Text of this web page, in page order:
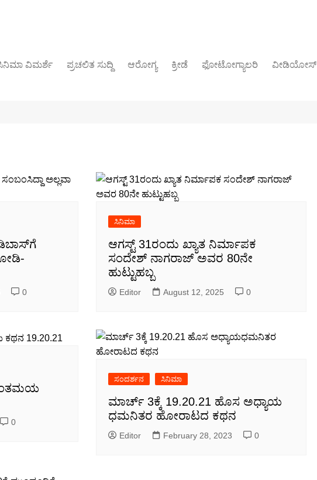
ವಿಮರ್ಶೆ ಪ್ರಚಲಿತ ಸುದ್ದಿ ಆರೋಗ್ಯ ಕ್ರೀಡೆ ಫೋಟೋಗ್ಯಾಲರಿ ವೀಡಿಯೋಸ್
0
ಸಿನಿಮಾ
ಆಗಸ್ಟ್ 31ರಂದು ಖ್ಯಾತ ನಿರ್ಮಾಪಕ
ಸಂದೇಶ್ ನಾಗರಾಜ್ ಅವರ 80ನೇ
ಹುಟ್ಟುಹಬ್ಬ
Editor August 12, 2025 0
0
ಸಂದರ್ಶನ ಸಿನಿಮಾ
ಮಾರ್ಚ್ 3ಕ್ಕೆ 19.20.21 ಹೊಸ ಅಧ್ಯಾಯ
ಧಮನಿತರ ಹೋರಾಟದ ಕಥನ
Editor February 28, 2023 0